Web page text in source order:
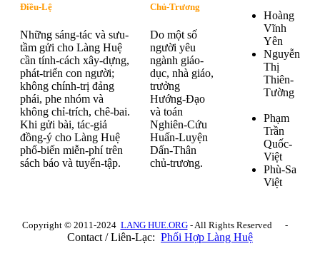
Điều-Lệ
Những sáng-tác và sưu-
tầm gửi cho Làng Huệ
cần tính-cách xây-dựng,
phát-triển con người;
không chính-trị đảng
phái, phe nhóm và
không chỉ-trích, chê-bai.
Khi gửi bài, tác-giả
đồng-ý cho Làng Huệ
phổ-biến miễn-phí trên
sách báo và tuyển-tập.
Chủ-Trương
Do một số
người yêu
ngành giáo-
dục, nhà giáo,
trưởng
Hướng-Đạo
và toán
Nghiên-Cứu
Huấn-Luyện
Dấn-Thân
chủ-trương.
Hoàng
Vĩnh
Yên
Nguyễn
Thị
Thiên-
Tường
Phạm
Trần
Quốc-
Việt
Phù-Sa
Việt
Copyright © 2011-2024 LANG HUE.ORG- All Rights Reserved -
Contact / Liên-Lạc: Phối Hợp Làng Huệ